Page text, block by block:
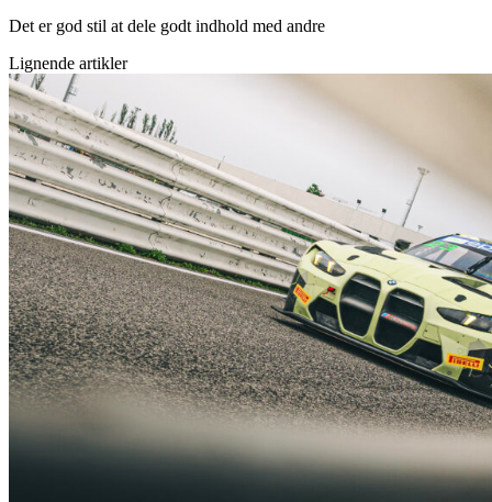
Det er god stil at dele godt indhold med andre
Lignende artikler